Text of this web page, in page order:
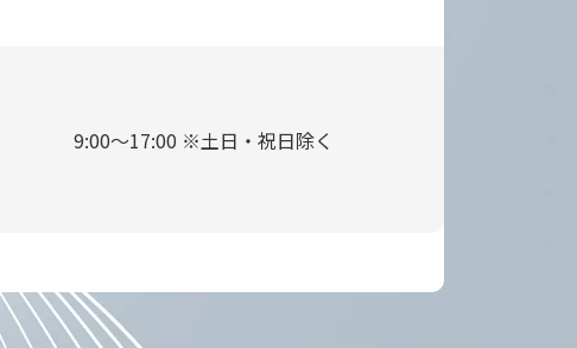
9:00～17:00 ※土日・祝日除く